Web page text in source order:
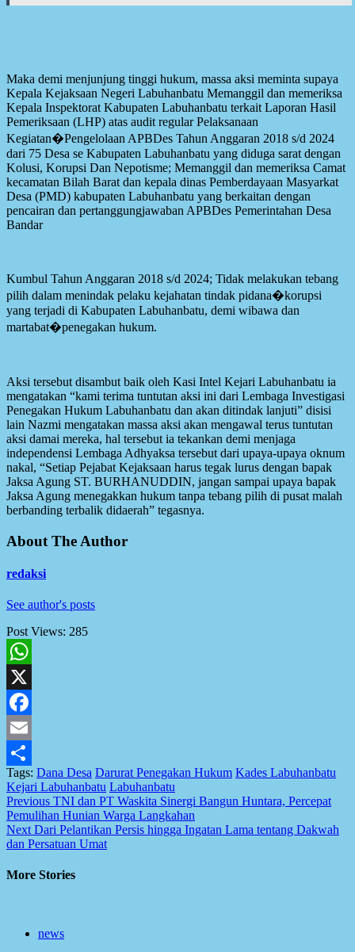
Maka demi menjunjung tinggi hukum, massa aksi meminta supaya
Kepala Kejaksaan Negeri Labuhanbatu Memanggil dan memeriksa
Kepala Inspektorat Kabupaten Labuhanbatu terkait Laporan Hasil
Pemeriksaan (LHP) atas audit regular Pelaksanaan
Kegiatan�Pengelolaan APBDes Tahun Anggaran 2018 s/d 2024
dari 75 Desa se Kabupaten Labuhanbatu yang diduga sarat dengan
Kolusi, Korupsi Dan Nepotisme; Memanggil dan memeriksa Camat
kecamatan Bilah Barat dan kepala dinas Pemberdayaan Masyarkat
Desa (PMD) kabupaten Labuhanbatu yang berkaitan dengan
pencairan dan pertanggungjawaban APBDes Pemerintahan Desa
Bandar
Kumbul Tahun Anggaran 2018 s/d 2024; Tidak melakukan tebang
pilih dalam menindak pelaku kejahatan tindak pidana�korupsi
yang terjadi di Kabupaten Labuhanbatu, demi wibawa dan
martabat�penegakan hukum.
Aksi tersebut disambut baik oleh Kasi Intel Kejari Labuhanbatu ia
mengatakan “kami terima tuntutan aksi ini dari Lembaga Investigasi
Penegakan Hukum Labuhanbatu dan akan ditindak lanjuti” disisi
lain Nazmi mengatakan massa aksi akan mengawal terus tuntutan
aksi damai mereka, hal tersebut ia tekankan demi menjaga
independensi Lembaga Adhyaksa tersebut dari upaya-upaya oknum
nakal, “Setiap Pejabat Kejaksaan harus tegak lurus dengan bapak
Jaksa Agung ST. BURHANUDDIN, jangan sampai upaya bapak
Jaksa Agung menegakkan hukum tanpa tebang pilih di pusat malah
berbanding terbalik didaerah” tegasnya.
About The Author
redaksi
See author's posts
Post Views: 285
WhatsApp
X
Facebook
Email
Share
Tags: Dana Desa Darurat Penegakan Hukum Kades Labuhanbatu
Kejari Labuhanbatu Labuhanbatu
Post
navigation
Previous TNI dan PT Waskita Sinergi Bangun Huntara, Percepat
Pemulihan Hunian Warga Langkahan
Next Dari Pelantikan Persis hingga Ingatan Lama tentang Dakwah
dan Persatuan Umat
More Stories
news